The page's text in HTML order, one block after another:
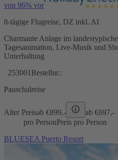
von 96% vor
8-tägige Flugreise, DZ inkl. AI
Charmante Anlage im
Tagesanimation, Live-Musik und
Unterhaltung
253001 Bestellnr.:
Pauschalreise
Alter Preisab €899,- ab €697,-
pro PersonPreis pro Person
BLUESEA Puerto Resort